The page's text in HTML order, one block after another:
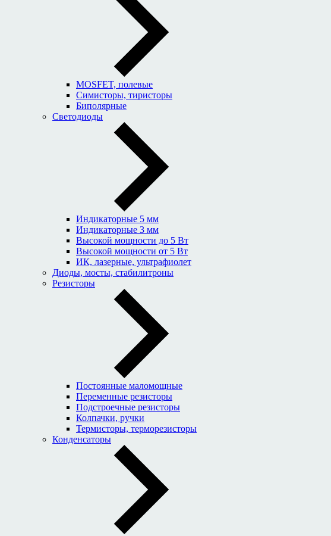
MOSFET, полевые
Симисторы, тиристоры
Биполярные
Светодиоды
Индикаторные 5 мм
Индикаторные 3 мм
Высокой мощности до 5 Вт
Высокой мощности от 5 Вт
ИК, лазерные, ультрафиолет
Диоды, мосты, стабилитроны
Резисторы
Постоянные маломощные
Переменные резисторы
Подстроечные резисторы
Колпачки, ручки
Термисторы, терморезисторы
Конденсаторы